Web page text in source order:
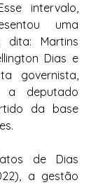
intervalo,
uma
dita: Martins
Dias e
governista,
a deputado
da base
de Dias
a gestão